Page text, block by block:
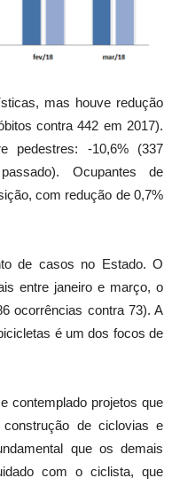
mas houve redução
contra 442 em 2017).
pedestres: -10,6% (337
Ocupantes de
com redução de 0,7%
de casos no Estado. O
entre janeiro e março, o
ocorrências contra 73). A
é um dos focos de
contemplado projetos que
de ciclovias e
que os demais
com o ciclista, que